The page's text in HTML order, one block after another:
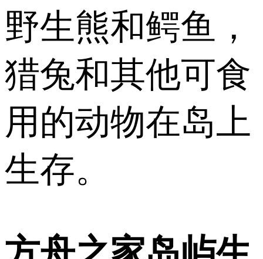
野生熊和鳄鱼，
猎兔和其他可食
用的动物在岛上
生存。